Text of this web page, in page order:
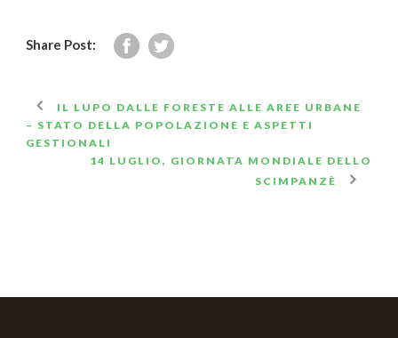
Share Post:
IL LUPO DALLE FORESTE ALLE AREE URBANE
– STATO DELLA POPOLAZIONE E ASPETTI
GESTIONALI
14 LUGLIO, GIORNATA MONDIALE DELLO
SCIMPANZÈ